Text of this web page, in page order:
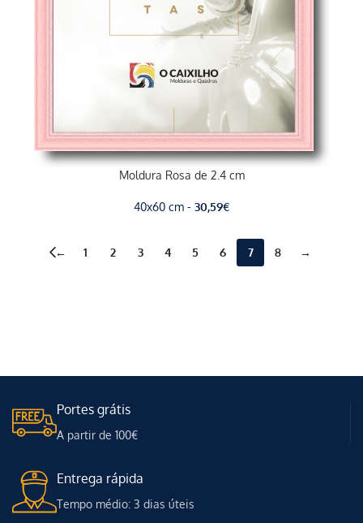
Moldura Rosa de 2.4 cm
40x60 cm - 30,59€
← 1 2 3 4 5 6 7 8 →
Portes grátis
A partir de 100€
Entrega rápida
Tempo médio: 3 dias úteis